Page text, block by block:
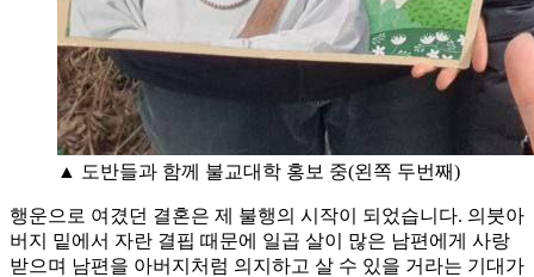
▲ 도반들과 함께 불교대학 홍보 중(왼쪽 두번째)
행운으로 여겼던 결혼은 제 불행의 시작이 되었습니다. 의붓아
버지 밑에서 자란 결핍 때문에 일곱 살이 많은 남편에게 사랑
받으며 남편을 아버지처럼 의지하고 살 수 있을 거라는 기대가